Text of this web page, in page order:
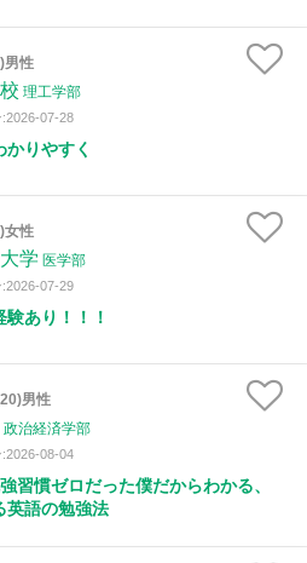
男性
理工学部
07-28
りやすく
女性
学 医学部
07-29
あり！！！
男性
政治経済学部
08-04
習慣ゼロだった僕だからわかる、
英語の勉強法